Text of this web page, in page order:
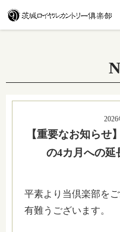
【重要なお知らせ
の4カ月への延
平素より当倶楽部を
有難うございます。